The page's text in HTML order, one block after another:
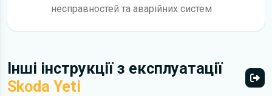
несправностей та аварійних систем
Інші інструкції з експлуатації
Skoda Yeti
Всі